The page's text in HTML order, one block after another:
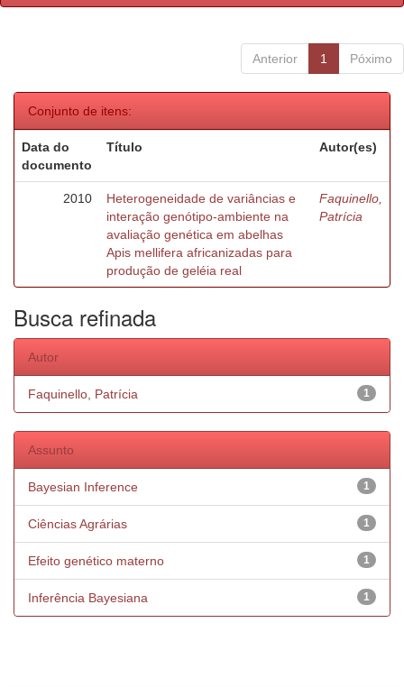
Anterior 1 Póximo
Conjunto de itens:
Data do
documento
Título Autor(es)
2010
Heterogeneidade de variâncias e
interação genótipo-ambiente na
avaliação genética em abelhas
Apis mellifera africanizadas para
produção de geléia real
Faquinello,
Patrícia
Busca refinada
Autor
1
Faquinello, Patrícia
Assunto
1
Bayesian Inference
1
Ciências Agrárias
1
Efeito genético materno
1
Inferência Bayesiana